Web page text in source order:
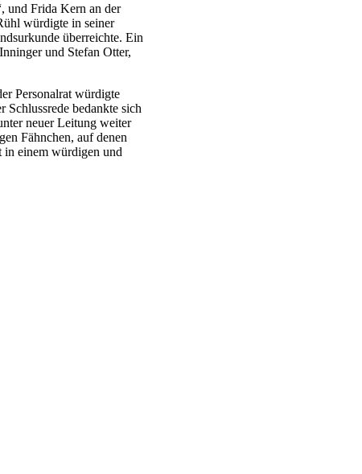
und Frida Kern an der
würdigte in seiner
überreichte. Ein
und Stefan Otter,
Personalrat würdigte
bedankte sich
neuer Leitung weiter
Fähnchen, auf denen
in einem würdigen und